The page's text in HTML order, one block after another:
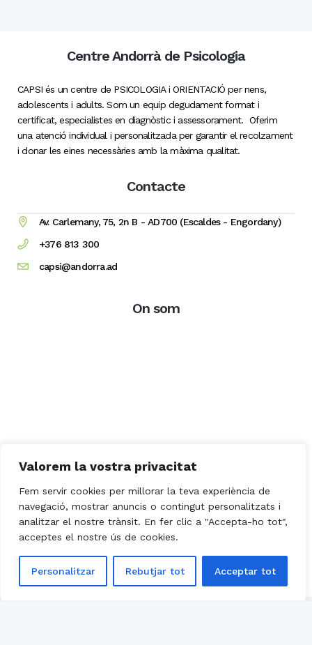
Valorem la vostra privacitat
Fem servir cookies per millorar la teva experiència de
navegació, mostrar anuncis o contingut personalitzats i
analitzar el nostre trànsit. En fer clic a "Accepta-ho tot",
acceptes el nostre ús de cookies.
Personalitzar Rebutjar tot Acceptar tot
Centre Andorrà de Psicologia
CAPSI és un centre de PSICOLOGIA i ORIENTACIÓ per nens,
adolescents i adults. Som un equip degudament format i
certificat, especialistes en diagnòstic i assessorament. Oferim
una atenció individual i personalitzada per garantir el recolzament
i donar les eines necessàries amb la màxima qualitat.
Contacte
Av. Carlemany, 75, 2n B - AD700 (Escaldes - Engordany)
+376 813 300
capsi@andorra.ad
On som